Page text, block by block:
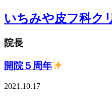
いちみや皮フ科ク
院長
開院５周年
2021.10.17